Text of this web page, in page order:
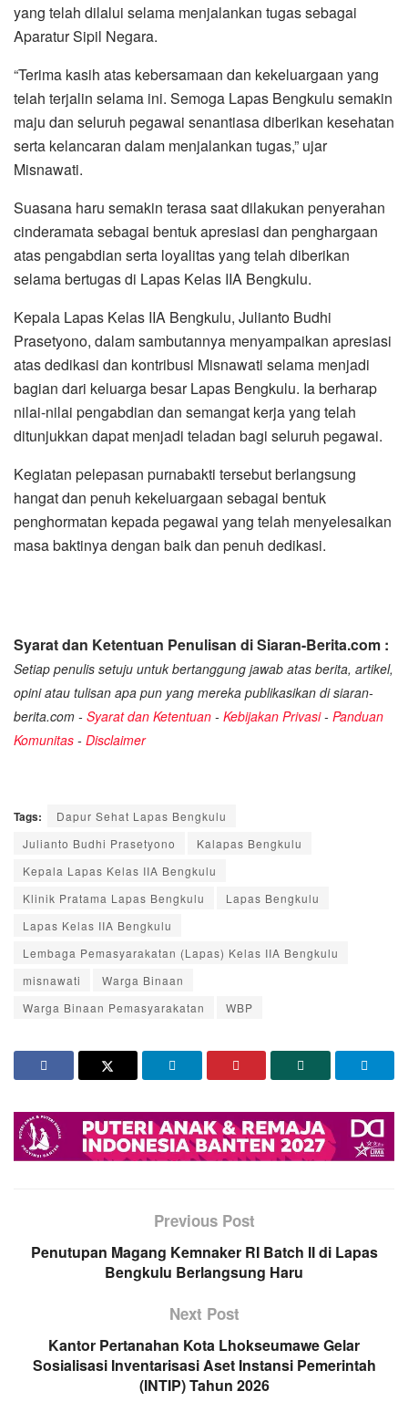
yang telah dilalui selama menjalankan tugas sebagai
Aparatur Sipil Negara.
“Terima kasih atas kebersamaan dan kekeluargaan yang
telah terjalin selama ini. Semoga Lapas Bengkulu semakin
maju dan seluruh pegawai senantiasa diberikan kesehatan
serta kelancaran dalam menjalankan tugas,” ujar
Misnawati.
Suasana haru semakin terasa saat dilakukan penyerahan
cinderamata sebagai bentuk apresiasi dan penghargaan
atas pengabdian serta loyalitas yang telah diberikan
selama bertugas di Lapas Kelas IIA Bengkulu.
Kepala Lapas Kelas IIA Bengkulu, Julianto Budhi
Prasetyono, dalam sambutannya menyampaikan apresiasi
atas dedikasi dan kontribusi Misnawati selama menjadi
bagian dari keluarga besar Lapas Bengkulu. Ia berharap
nilai-nilai pengabdian dan semangat kerja yang telah
ditunjukkan dapat menjadi teladan bagi seluruh pegawai.
Kegiatan pelepasan purnabakti tersebut berlangsung
hangat dan penuh kekeluargaan sebagai bentuk
penghormatan kepada pegawai yang telah menyelesaikan
masa baktinya dengan baik dan penuh dedikasi.
Syarat dan Ketentuan Penulisan di Siaran-Berita.com :
Setiap penulis setuju untuk bertanggung jawab atas berita, artikel,
opini atau tulisan apa pun yang mereka publikasikan di siaran-
berita.com - Syarat dan Ketentuan - Kebijakan Privasi- Panduan
Komunitas - Disclaimer
Tags:
Dapur Sehat Lapas Bengkulu
Julianto Budhi Prasetyono
Kalapas Bengkulu
Kepala Lapas Kelas IIA Bengkulu
Klinik Pratama Lapas Bengkulu
Lapas Bengkulu
Lapas Kelas IIA Bengkulu
Lembaga Pemasyarakatan (Lapas) Kelas IIA Bengkulu
misnawati
Warga Binaan
Warga Binaan Pemasyarakatan
WBP
Previous Post
Penutupan Magang Kemnaker RI Batch II di Lapas
Bengkulu Berlangsung Haru
Next Post
Kantor Pertanahan Kota Lhokseumawe Gelar
Sosialisasi Inventarisasi Aset Instansi Pemerintah
(INTIP) Tahun 2026